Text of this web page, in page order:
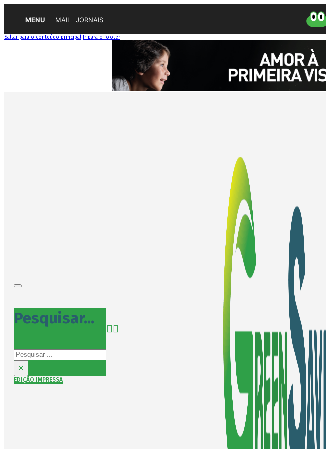
MENU MAIL JORNAIS
Saltar para o conteúdo principal Ir para o footer
Pesquisar...
Pesquisar
×
EDIÇÃO IMPRESSA